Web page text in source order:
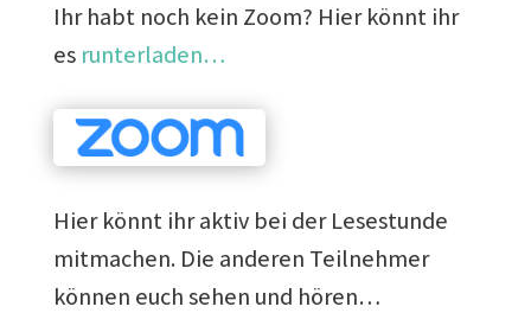
Ihr habt noch kein Zoom? Hier könnt ihr
es runterladen…
Hier könnt ihr aktiv bei der Lesestunde
mitmachen. Die anderen Teilnehmer
können euch sehen und hören…